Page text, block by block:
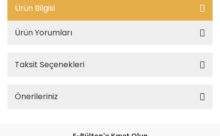
Ürün Bilgisi
Ürün Yorumları
Taksit Seçenekleri
Önerileriniz